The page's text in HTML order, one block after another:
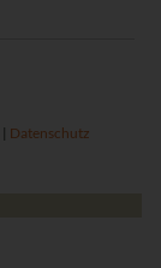
| Datenschutz